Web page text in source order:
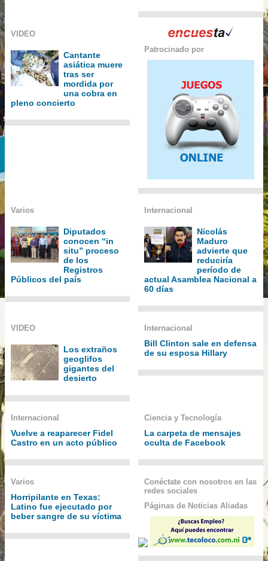
VIDEO
Cantante
asiática muere
tras ser
mordida por
una cobra en
pleno concierto
Patrocinado por
Varios
Diputados
conocen “in
situ” proceso
de los
Registros
Públicos del país
Internacional
Nicolás
Maduro
advierte que
reduciría
período de
actual Asamblea Nacional a
60 días
VIDEO
Los extraños
geoglifos
gigantes del
desierto
Internacional
Bill Clinton sale en defensa
de su esposa Hillary
Internacional
Vuelve a reaparecer Fidel
Castro en un acto público
Ciencia y Tecnología
La carpeta de mensajes
oculta de Facebook
Varios
Horripilante en Texas:
Latino fue ejecutado por
beber sangre de su víctima
Conéctate con nosotros en las
redes sociales
Páginas de Noticias Aliadas